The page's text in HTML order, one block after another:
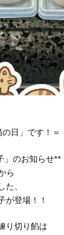
日」です！＝
」のお知らせ**
ら
た、
が登場！！
り切り餡は